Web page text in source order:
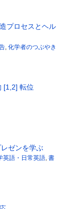
プロセスとヘル
化学者のつぶやき
[1,2] 転位
ゼンを学ぶ
英語・日常英語 書